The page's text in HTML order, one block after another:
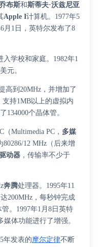
布斯和斯蒂夫·沃兹尼亚
Apple I计算机。1977年5
月1日，英特尔发布了8
学校和家庭。1982年1
元。
高到20MHz，并增加了
持1MB以上的虚拟内
134000个晶体管。
（Multimedia PC， 多媒
12 MHz（后来增
动器 ，传输率不少于
奔腾处理器。1995年11
200MHz，每秒钟完成
。1997年1月8日英特
体功能进行了增强。
年发表的摩尔定律不断